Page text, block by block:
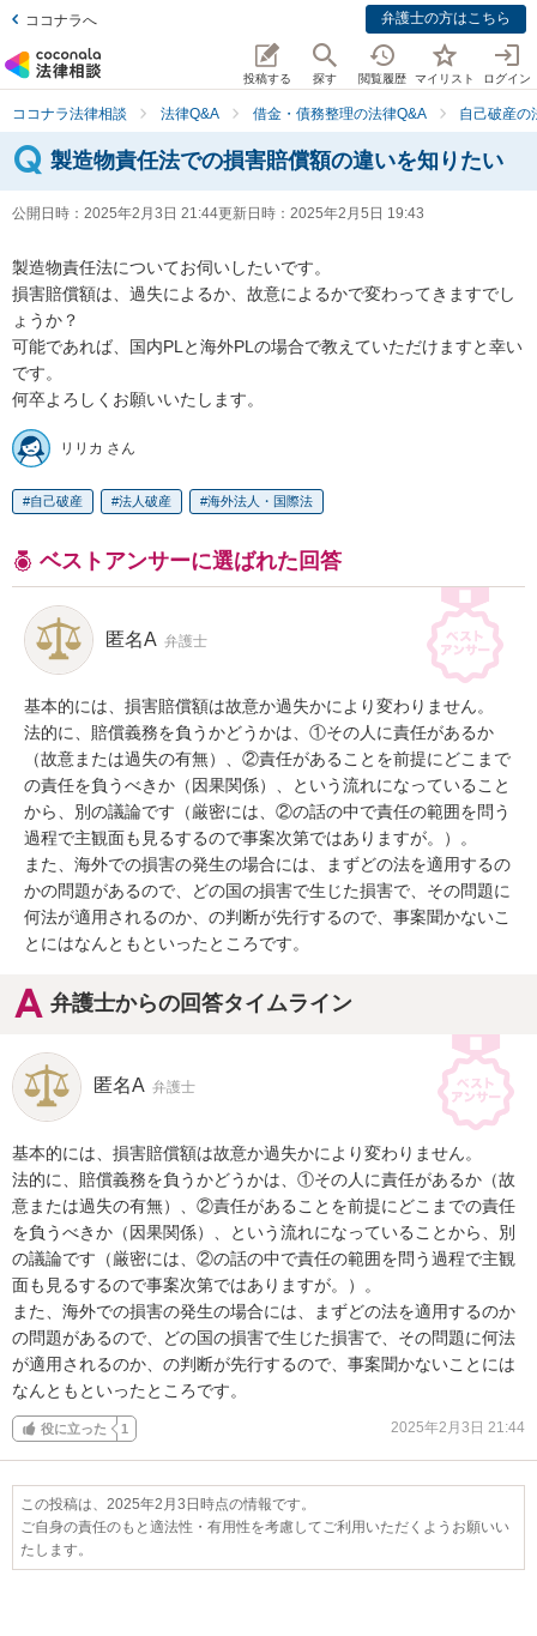
ココナラへ 弁護士の方はこちら
投稿する 探す 閲覧履歴 マイリスト ログイン
ココナラ法律相談 法律Q&A 借金・債務整理の法律Q&A 自己破産の
製造物責任法での損害賠償額の違いを知りたい
公開日時： 2025年2月3日 21:44更新日時： 2025年2月5日 19:43
製造物責任法についてお伺いしたいです。
損害賠償額は、過失によるか、故意によるかで変わってきますでし
ょうか？
可能であれば、国内PLと海外PLの場合で教えていただけますと幸い
です。
何卒よろしくお願いいたします。
リリカ さん
自己破産 法人破産 海外法人・国際法
ベストアンサーに選ばれた回答
匿名A 弁護士
基本的には、損害賠償額は故意か過失かにより変わりません。
法的に、賠償義務を負うかどうかは、①その人に責任があるか
（故意または過失の有無）、②責任があることを前提にどこまで
の責任を負うべきか（因果関係）、という流れになっていること
から、別の議論です（厳密には、②の話の中で責任の範囲を問う
過程で主観面も見るするので事案次第ではありますが。）。
また、海外での損害の発生の場合には、まずどの法を適用するの
かの問題があるので、どの国の損害で生じた損害で、その問題に
何法が適用されるのか、の判断が先行するので、事案聞かないこ
とにはなんともといったところです。
弁護士からの回答タイムライン
匿名A 弁護士
基本的には、損害賠償額は故意か過失かにより変わりません。
法的に、賠償義務を負うかどうかは、①その人に責任があるか（故
意または過失の有無）、②責任があることを前提にどこまでの責任
を負うべきか（因果関係）、という流れになっていることから、別
の議論です（厳密には、②の話の中で責任の範囲を問う過程で主観
面も見るするので事案次第ではありますが。）。
また、海外での損害の発生の場合には、まずどの法を適用するのか
の問題があるので、どの国の損害で生じた損害で、その問題に何法
が適用されるのか、の判断が先行するので、事案聞かないことには
なんともといったところです。
役に立った 1 2025年2月3日 21:44
この投稿は、2025年2月3日時点の情報です。
ご自身の責任のもと適法性・有用性を考慮してご利用いただくようお願いい
たします。